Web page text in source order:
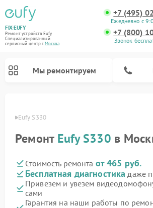
FIX-EUFY
Ремонт устройств Eufy
Специализированный
cервисный центр г.Москва
+7 (495)
Ежедневно с
+7 (800)
Звонок
Мы ремонтируем
Eufy S330
Ремонт Eufy S330 в
Стоимость ремонта от 465 руб.
Бесплатная диагностика даже
Привезем и увезем
сами
Гарантия на наши работы по